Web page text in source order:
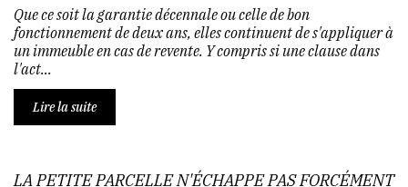
Que ce soit la garantie décennale ou celle de bon
fonctionnement de deux ans, elles continuent de s'appliquer à
un immeuble en cas de revente. Y compris si une clause dans
l'act...
Lire la suite
LA PETITE PARCELLE N'ÉCHAPPE PAS FORCÉMENT